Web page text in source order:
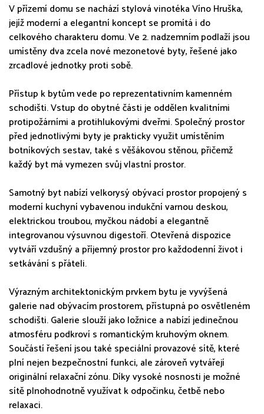
V přízemí domu se nachází stylová vinotéka Víno Hruška,
jejíž moderní a elegantní koncept se promítá i do
celkového charakteru domu. Ve 2. nadzemním podlaží jsou
umístěny dva zcela nové mezonetové byty, řešené jako
zrcadlové jednotky proti sobě.
Přístup k bytům vede po reprezentativním kamenném
schodišti. Vstup do obytné části je oddělen kvalitními
protipožárními a protihlukovými dveřmi. Společný prostor
před jednotlivými byty je prakticky využit umístěním
botníkových sestav, také s věšákovou stěnou, přičemž
každý byt má vymezen svůj vlastní prostor.
Samotný byt nabízí velkorysý obývací prostor propojený s
moderní kuchyní vybavenou indukční varnou deskou,
elektrickou troubou, myčkou nádobí a elegantně
integrovanou výsuvnou digestoří. Otevřená dispozice
vytváří vzdušný a příjemný prostor pro každodenní život i
setkávání s přáteli.
Výrazným architektonickým prvkem bytu je vyvýšená
galerie nad obývacím prostorem, přístupná po osvětleném
schodišti. Galerie slouží jako ložnice a nabízí jedinečnou
atmosféru podkroví s romantickým kruhovým oknem.
Součástí řešení jsou také speciální provazové sítě, které
plní nejen bezpečnostní funkci, ale zároveň vytvářejí
originální relaxační zónu. Díky vysoké nosnosti je možné
sítě plnohodnotně využívat k odpočinku, četbě nebo
relaxaci.